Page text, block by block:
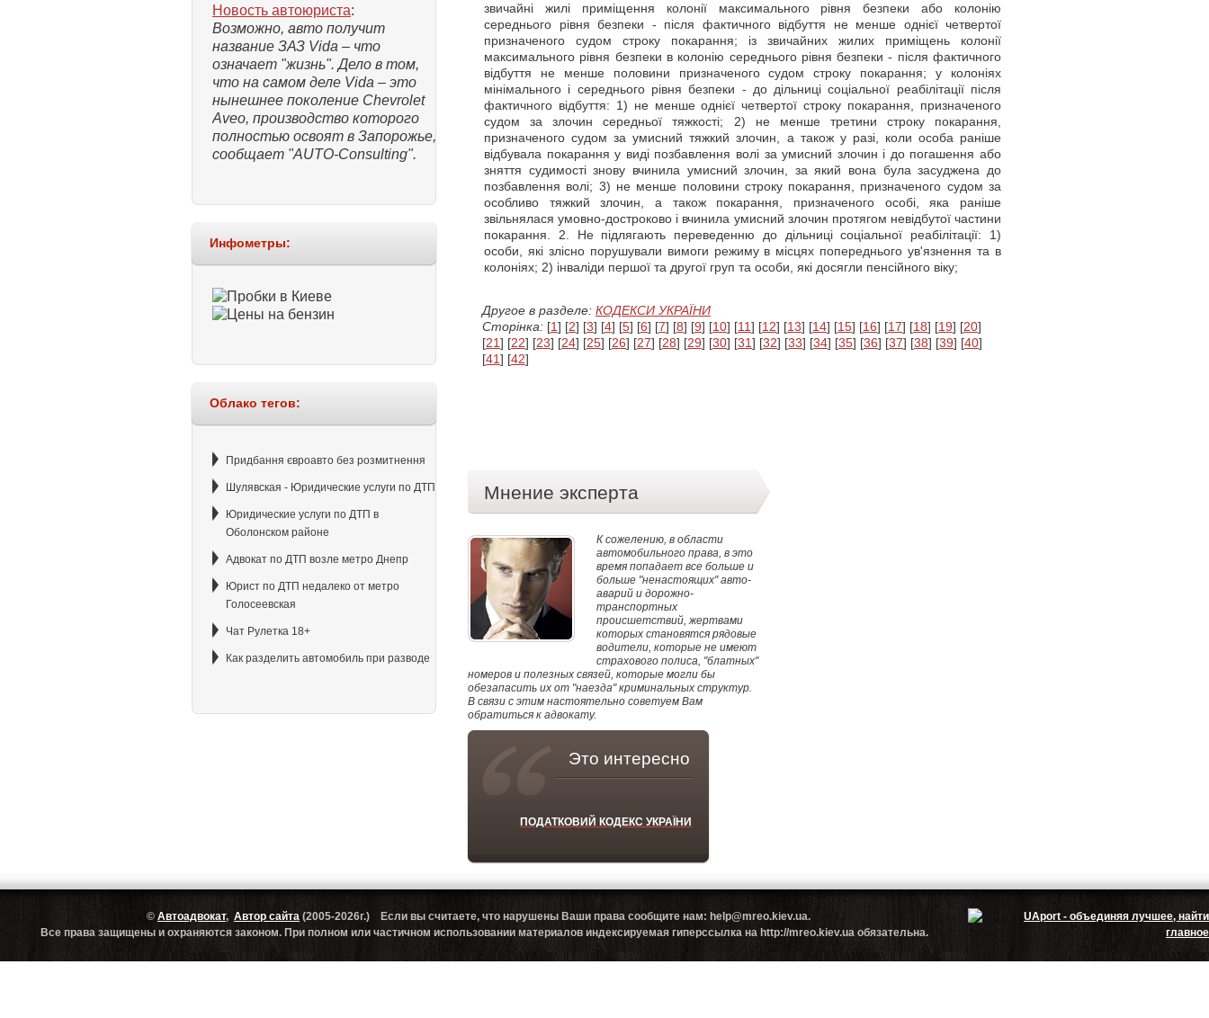
Новость автоюриста:
Возможно, авто получит
название ЗАЗ Vida – что
означает "жизнь". Дело в том,
что на самом деле Vida – это
нынешнее поколение Chevrolet
Aveo, производство которого
полностью освоят в Запорожье,
сообщает "AUTO-Consulting".
Инфометры:
Облако тегов:
Придбання євроавто без розмитнення
Шулявская - Юридические услуги по ДТП
Юридические услуги по ДТП в
Оболонском районе
Адвокат по ДТП возле метро Днепр
Юрист по ДТП недалеко от метро
Голосеевская
Чат Рулетка 18+
Как разделить автомобиль при разводе
звичайні жилі приміщення колонії максимального рівня безпеки або колонію
середнього рівня безпеки - після фактичного відбуття не менше однієї четвертої
призначеного судом строку покарання; із звичайних жилих приміщень колонії
максимального рівня безпеки в колонію середнього рівня безпеки - після фактичного
відбуття не менше половини призначеного судом строку покарання; у колоніях
мінімального і середнього рівня безпеки - до дільниці соціальної реабілітації після
фактичного відбуття: 1) не менше однієї четвертої строку покарання, призначеного
судом за злочин середньої тяжкості; 2) не менше третини строку покарання,
призначеного судом за умисний тяжкий злочин, а також у разі, коли особа раніше
відбувала покарання у виді позбавлення волі за умисний злочин і до погашення або
зняття судимості знову вчинила умисний злочин, за який вона була засуджена до
позбавлення волі; 3) не менше половини строку покарання, призначеного судом за
особливо тяжкий злочин, а також покарання, призначеного особі, яка раніше
звільнялася умовно-достроково і вчинила умисний злочин протягом невідбутої частини
покарання. 2. Не підлягають переведенню до дільниці соціальної реабілітації: 1)
особи, які злісно порушували вимоги режиму в місцях попереднього ув'язнення та в
колоніях; 2) інваліди першої та другої груп та особи, які досягли пенсійного віку;
Другое в разделе: КОДЕКСИ УКРАЇНИ
Сторінка: [1] [2] [3] [4] [5] [6] [7] [8] [9] [10] [11] [12] [13] [14] [15] [16] [17] [18] [19] [20]
[21] [22] [23] [24] [25] [26] [27] [28] [29] [30] [31] [32] [33] [34] [35] [36] [37] [38] [39] [40]
[41] [42]
Мнение эксперта
К сожелению, в области
автомобильного права, в это
время попадает все больше и
больше "ненастоящих" авто-
аварий и дорожно-
транспортных
происшетствий, жертвами
которых становятся рядовые
водители, которые не имеют
страхового полиса, "блатных"
номеров и полезных связей, которые могли бы
обезапасить их от "наезда" криминальных структур.
В связи с этим настоятельно советуем Вам
обратиться к адвокату.
Это интересно
ПОДАТКОВИЙ КОДЕКС УКРАЇНИ
© Автоадвокат, Автор сайта (2005-2026г.) Если вы считаете, что нарушены Ваши права сообщите нам: help@mreo.kiev.ua.
Все права защищены и охраняются законом. При полном или частичном использовании материалов индексируемая гиперссылка на http://mreo.kiev.ua обязательна.